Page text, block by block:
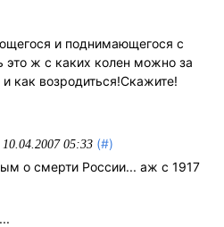
и поднимающегося с
это ж с каких колен можно за
и как возродиться!Скажите!
10.04.2007 05:33 (#)
о смерти России... аж с 1917